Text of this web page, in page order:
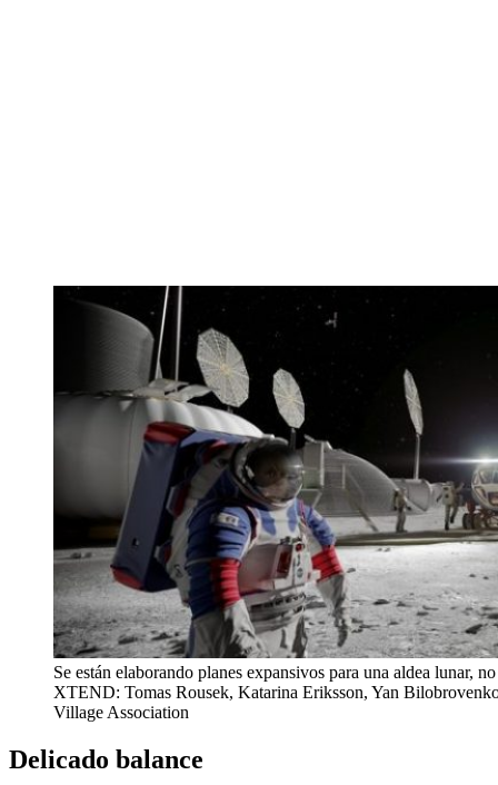
Se están elaborando planes expansivos para una aldea lunar,
XTEND: Tomas Rousek, Katarina Eriksson, Yan
Village Association
Delicado balance